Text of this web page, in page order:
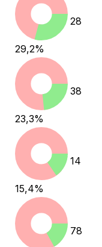
29,2%
28
23,3%
38
15,4%
14
78